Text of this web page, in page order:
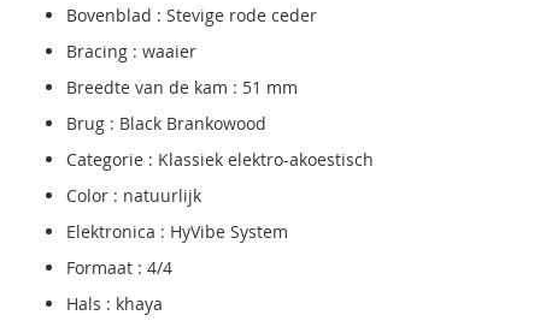
Bovenblad : Stevige rode ceder
Bracing : waaier
Breedte van de kam : 51 mm
Brug : Black Brankowood
Categorie : Klassiek elektro-akoestisch
Color : natuurlijk
Elektronica : HyVibe System
Formaat : 4/4
Hals : khaya